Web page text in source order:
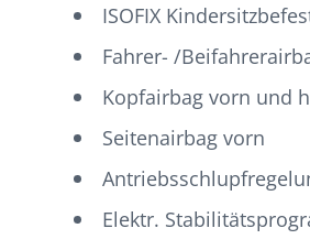
ISOFIX
Fahrer- /
Kopfairbag vorn und
Seitenairbag vorn
Elektr.